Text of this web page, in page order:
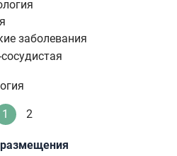
заболевания
Текущая
1 Стандартное
2